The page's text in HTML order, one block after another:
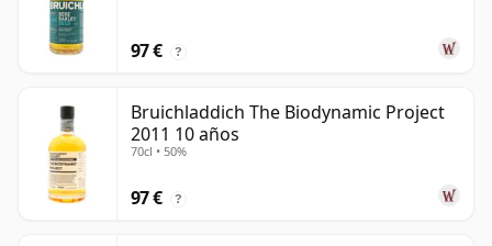
97 € ?
Bruichladdich The Biodynamic Project
2011 10 años
70cl • 50%
97 € ?